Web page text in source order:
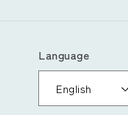
Language
English